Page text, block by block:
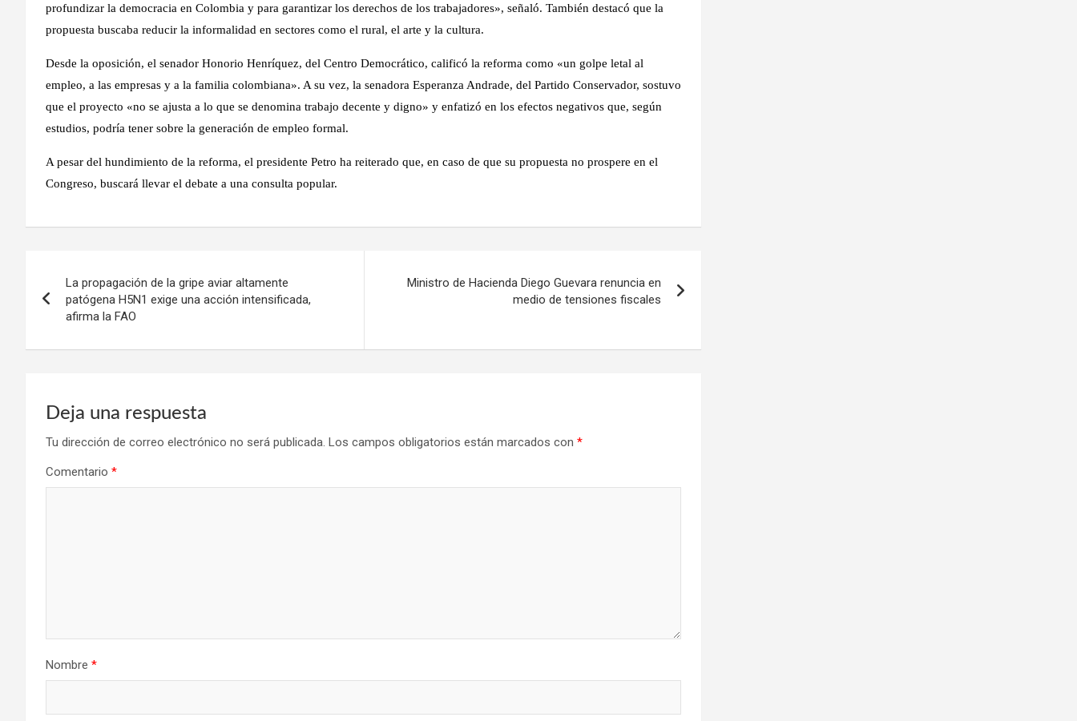
profundizar la democracia en Colombia y para garantizar los derechos de los trabajadores», señaló. También destacó que la
propuesta buscaba reducir la informalidad en sectores como el rural, el arte y la cultura.
Desde la oposición, el senador Honorio Henríquez, del Centro Democrático, calificó la reforma como «un golpe letal al
empleo, a las empresas y a la familia colombiana». A su vez, la senadora Esperanza Andrade, del Partido Conservador, sostuvo
que el proyecto «no se ajusta a lo que se denomina trabajo decente y digno» y enfatizó en los efectos negativos que, según
estudios, podría tener sobre la generación de empleo formal.
A pesar del hundimiento de la reforma, el presidente Petro ha reiterado que, en caso de que su propuesta no prospere en el
Congreso, buscará llevar el debate a una consulta popular.
de
La propagación de la gripe aviar altamente
patógena H5N1 exige una acción intensificada,
afirma la FAO
Ministro de Hacienda Diego Guevara renuncia en
medio de tensiones fiscales
Deja una respuesta
Tu dirección de correo electrónico no será publicada. Los campos obligatorios están marcados con *
Comentario *
Nombre *